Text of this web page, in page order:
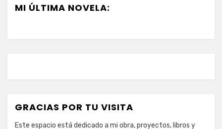
MI ÚLTIMA NOVELA:
GRACIAS POR TU VISITA
Este espacio está dedicado a mi obra, proyectos, libros y